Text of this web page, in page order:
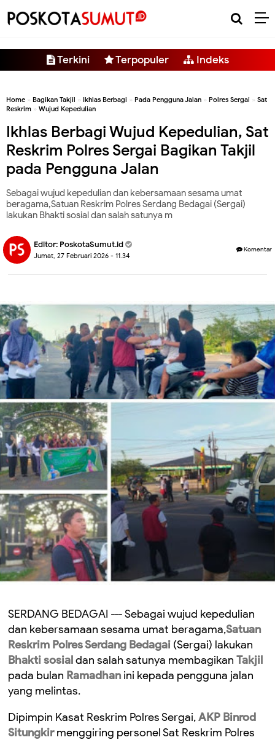
Terkini Terpopuler Indeks
Home » Bagikan Takjil » Ikhlas Berbagi » Pada Pengguna Jalan » Polres Sergai » Sat
Reskrim » Wujud Kepedulian
Ikhlas Berbagi Wujud Kepedulian, Sat
Reskrim Polres Sergai Bagikan Takjil
pada Pengguna Jalan
Sebagai wujud kepedulian dan kebersamaan sesama umat
beragama,Satuan Reskrim Polres Serdang Bedagai (Sergai)
lakukan Bhakti sosial dan salah satunya m
Editor: PoskotaSumut.id
Jumat, 27 Februari 2026 - 11.34
Komentar
SERDANG BEDAGAI --- Sebagai wujud kepedulian
dan kebersamaan sesama umat beragama,Satuan
Reskrim Polres Serdang Bedagai (Sergai) lakukan
Bhakti sosialdan salah satunya membagikan Takjil
pada bulan Ramadhan ini kepada pengguna jalan
yang melintas.
Dipimpin Kasat Reskrim Polres Sergai,AKP Binrod
Situngkirmenggiring personel Sat Reskrim Polres